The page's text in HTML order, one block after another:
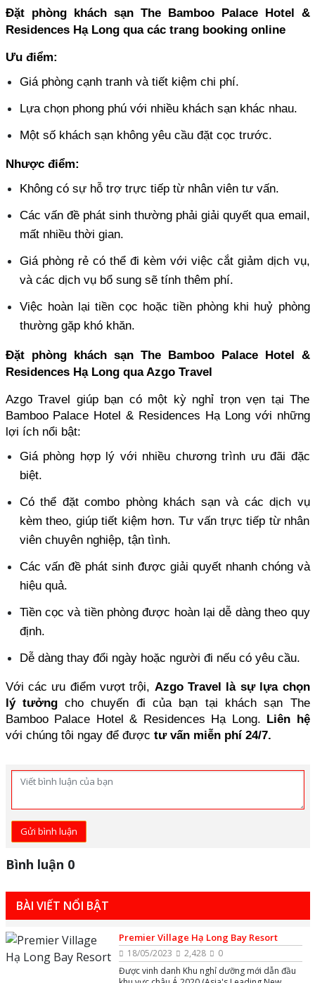
Đặt phòng khách sạn The Bamboo Palace Hotel &
Residences Hạ Long qua các trang booking online
Ưu điểm:
Giá phòng cạnh tranh và tiết kiệm chi phí.
Lựa chọn phong phú với nhiều khách sạn khác nhau.
Một số khách sạn không yêu cầu đặt cọc trước.
Nhược điểm:
Không có sự hỗ trợ trực tiếp từ nhân viên tư vấn.
Các vấn đề phát sinh thường phải giải quyết qua email,
mất nhiều thời gian.
Giá phòng rẻ có thể đi kèm với việc cắt giảm dịch vụ,
và các dịch vụ bổ sung sẽ tính thêm phí.
Việc hoàn lại tiền cọc hoặc tiền phòng khi huỷ phòng
thường gặp khó khăn.
Đặt phòng khách sạn The Bamboo Palace Hotel &
Residences Hạ Long qua Azgo Travel
Azgo Travel giúp bạn có một kỳ nghỉ trọn vẹn tại The
Bamboo Palace Hotel & Residences Hạ Long với những
lợi ích nổi bật:
Giá phòng hợp lý với nhiều chương trình ưu đãi đặc
biệt.
Có thể đặt combo phòng khách sạn và các dịch vụ
kèm theo, giúp tiết kiệm hơn. Tư vấn trực tiếp từ nhân
viên chuyên nghiệp, tận tình.
Các vấn đề phát sinh được giải quyết nhanh chóng và
hiệu quả.
Tiền cọc và tiền phòng được hoàn lại dễ dàng theo quy
định.
Dễ dàng thay đổi ngày hoặc người đi nếu có yêu cầu.
Với các ưu điểm vượt trội, Azgo Travel là sự lựa chọn
lý tưởng cho chuyến đi của bạn tại khách sạn The
Bamboo Palace Hotel & Residences Hạ Long. Liên hệ
với chúng tôi ngay để được tư vấn miễn phí 24/7.
Gửi bình luận
Bình luận 0
BÀI VIẾT NỔI BẬT
Premier Village Hạ Long Bay Resort
18/05/2023 2,428
0
Được vinh danh Khu nghỉ dưỡng mới dẫn đầu